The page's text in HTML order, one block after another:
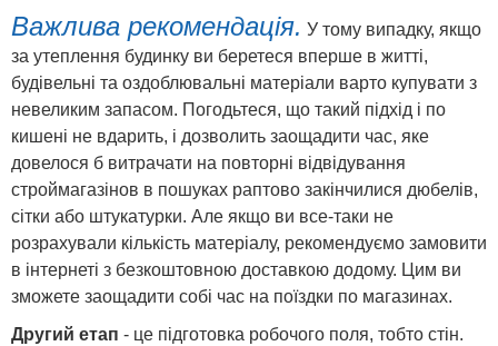
Важлива рекомендація. У тому випадку, якщо
за утеплення будинку ви беретеся вперше в житті,
будівельні та оздоблювальні матеріали варто купувати з
невеликим запасом. Погодьтеся, що такий підхід і по
кишені не вдарить, і дозволить заощадити час, яке
довелося б витрачати на повторні відвідування
строймагазінов в пошуках раптово закінчилися дюбелів,
сітки або штукатурки. Але якщо ви все-таки не
розрахували кількість матеріалу, рекомендуємо замовити
в інтернеті з безкоштовною доставкою додому. Цим ви
зможете заощадити собі час на поїздки по магазинах.
Другий етап - це підготовка робочого поля, тобто стін.